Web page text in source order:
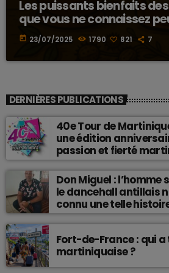
Les puissants bienfaits
que vous ne connaissez
today 23/07/2025 1790 821 7
DERNIÈRES PUBLICATIONS
40e Tour de
une édition
passion et fierté
Don Miguel : l’homme
le dancehall antillais
connu une telle
Fort-de-France : qui
martiniquaise ?